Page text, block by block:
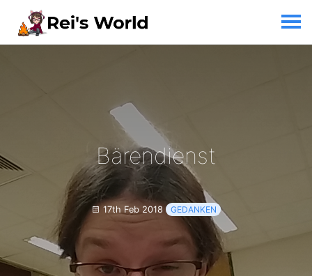
Bärendienst
17th Feb 2018 GEDANKEN